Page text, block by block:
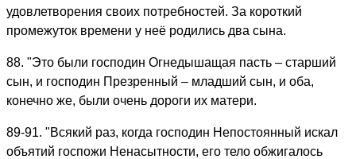
удовлетворения своих потребностей. За короткий
промежуток времени у неё родились два сына.
88. "Это были господин Огнедышащая пасть – старший
сын, и господин Презренный – младший сын, и оба,
конечно же, были очень дороги их матери.
89-91. "Всякий раз, когда господин Непостоянный искал
объятий госпожи Ненасытности, его тело обжигалось